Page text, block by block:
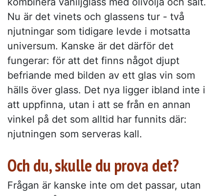
Nu är det vinets och glassens tur - två
njutningar som tidigare levde i motsatta
universum. Kanske är det därför det
fungerar: för att det finns något djupt
befriande med bilden av ett glas vin som
hälls över glass. Det nya ligger ibland inte i
att uppfinna, utan i att se från en annan
vinkel på det som alltid har funnits där:
njutningen som serveras kall.
Och du, skulle du prova det?
Frågan är kanske inte om det passar, utan